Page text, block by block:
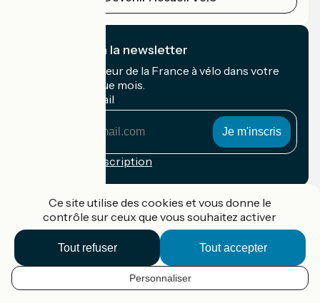
FR
Je m'abonne à la newsletter
Recevez le meilleur de la France à vélo dans votre
boîte mail chaque mois.
Mon adresse mail
Conditions d'inscription
Accueil Vélo Pro
Contact
Mentions légales
Ce site utilise des cookies et vous donne le
contrôle sur ceux que vous souhaitez activer
Tout accepter
Tout refuser
Personnaliser